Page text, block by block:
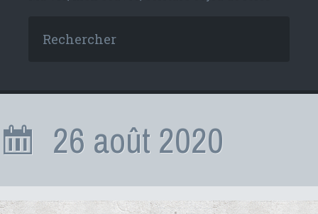
26 août 2020